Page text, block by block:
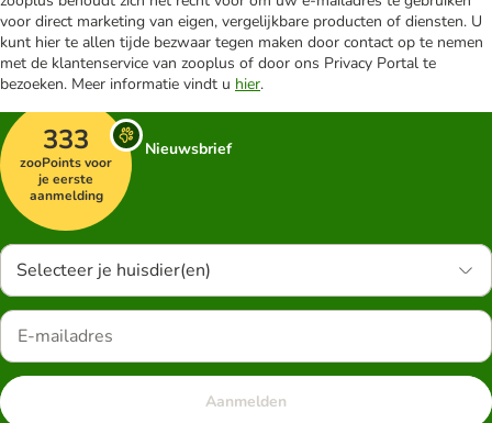
voor direct marketing van eigen, vergelijkbare producten of diensten. U
kunt hier te allen tijde bezwaar tegen maken door contact op te nemen
met de klantenservice van zooplus of door ons Privacy Portal te
bezoeken. Meer informatie vindt u hier.
333
zooPoints voor
je eerste
aanmelding
Nieuwsbrief
Selecteer je huisdier(en)
Aanmelden